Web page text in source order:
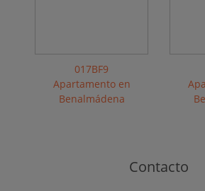
017BF9
Apartamento en
Benalmádena
Contacto